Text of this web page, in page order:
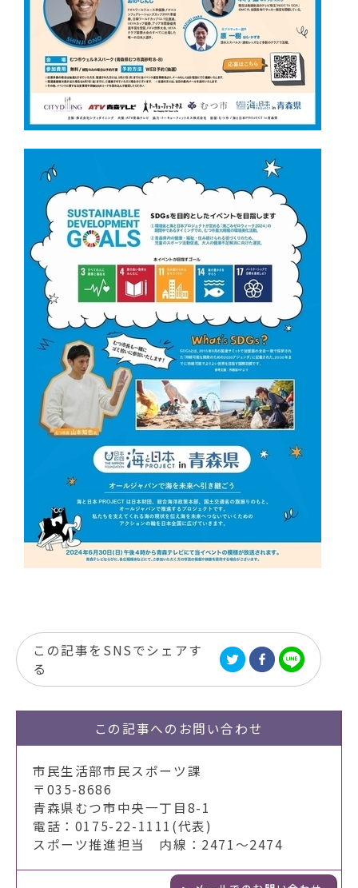
この記事をSNSでシェアす
る
この記事への お問い合わせ
市民生活部市民スポーツ課
〒035-8686
青森県むつ市中央一丁目8-1
電話：0175-22-1111(代表)
スポーツ推進担当 内線：2471～2474